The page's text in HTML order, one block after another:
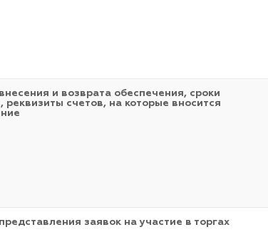
и возврата обеспечения, сроки
реквизиты счетов, на которые вносится
заявок на участие в торгах